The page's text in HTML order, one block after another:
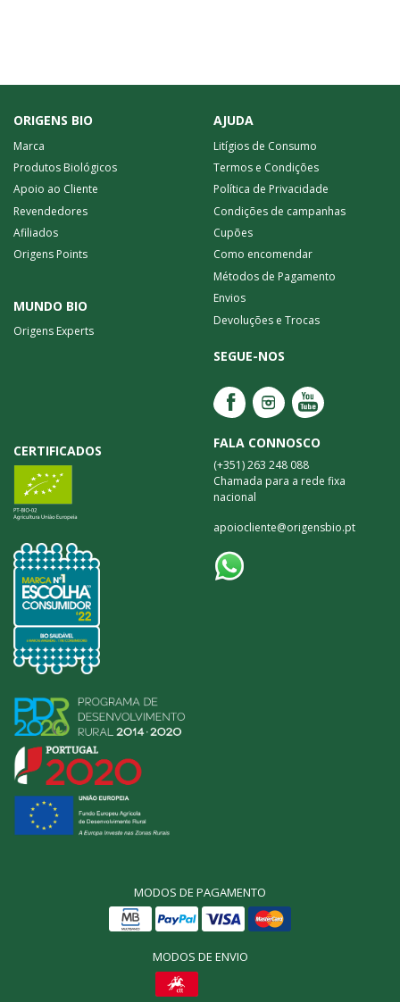
ORIGENS BIO
Marca
Produtos Biológicos
Apoio ao Cliente
Revendedores
Afiliados
Origens Points
AJUDA
Litígios de Consumo
Termos e Condições
Política de Privacidade
Condições de campanhas
Cupões
Como encomendar
Métodos de Pagamento
Envios
Devoluções e Trocas
MUNDO BIO
Origens Experts
SEGUE-NOS
FALA CONNOSCO
(+351) 263 248 088
Chamada para a rede fixa
nacional
apoiocliente@origensbio.pt
CERTIFICADOS
MODOS DE PAGAMENTO
MODOS DE ENVIO